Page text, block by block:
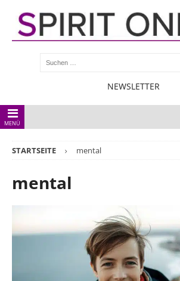
NEWSLETTER
MENÜ
STARTSEITE mental
mental